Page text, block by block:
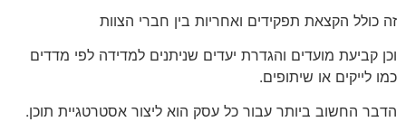
זה כולל הקצאת תפקידים ואחריות בין חברי הצוות
וכן קביעת מועדים והגדרת יעדים שניתנים למדידה לפי מדדים
כמו לייקים או שיתופים.
הדבר החשוב ביותר עבור כל עסק הוא ליצור אסטרטגיית תוכן.